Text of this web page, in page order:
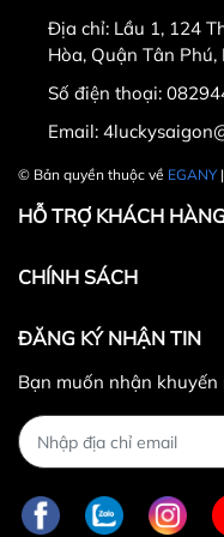
Lưu ý:
ngày nhận hàng.
Thời gian được
Sản phẩm chưa
nguyên tem
(nếu có).
Sản phẩm được
Không hoàn lại
phẩm đổi.
Địa chỉ: Lầu 1, 124
Hòa, Quận Tân Phú,
Số điện thoại:
Email:
© Bản quyền thuộc về EGANY|
HỖ TRỢ KHÁCH HÀNG
CHÍNH SÁCH
ĐĂNG KÝ NHẬN TIN
Bạn muốn nhận